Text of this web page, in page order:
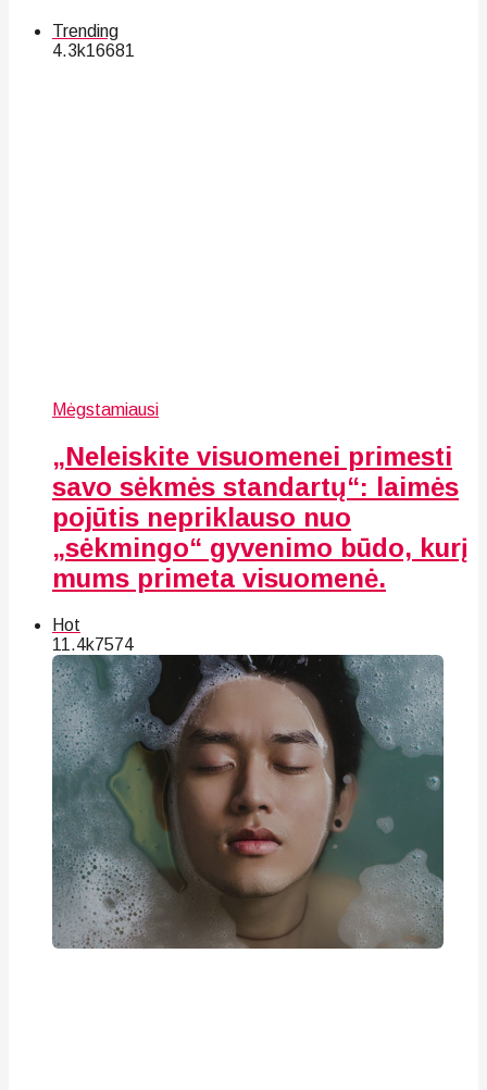
Trending
4.3k16681
Mėgstamiausi
„Neleiskite visuomenei primesti
savo sėkmės standartų“: laimės
pojūtis nepriklauso nuo
„sėkmingo“ gyvenimo būdo, kurį
mums primeta visuomenė.
Hot
11.4k7574